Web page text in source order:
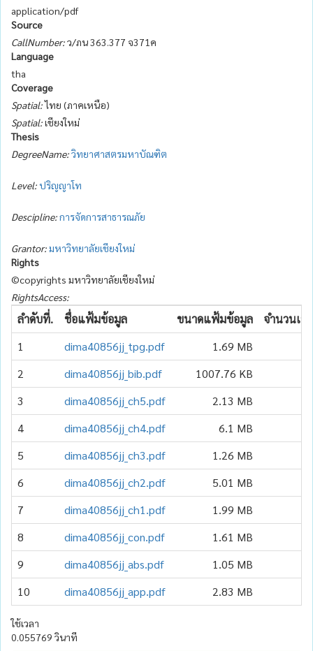
application/pdf
Source
CallNumber:ว/ภน 363.377 จ371ค
Language
tha
Coverage
Spatial:ไทย (ภาคเหนือ)
Spatial:เชียงใหม่
Thesis
DegreeName:วิทยาศาสตรมหาบัณฑิต
Level:ปริญญาโท
Descipline:การจัดการสาธารณภัย
Grantor:มหาวิทยาลัยเชียงใหม่
Rights
©copyrights มหาวิทยาลัยเชียงใหม่
RightsAccess:
ลำดับที่. ชื่อแฟ้มข้อมูล ขนาดแฟ้มข้อมูล
จำนวนเข้
1
dima40856jj_tpg.pdf 1.69 MB
2
dima40856jj_bib.pdf 1007.76 KB
3
dima40856jj_ch5.pdf 2.13 MB
4
dima40856jj_ch4.pdf 6.1 MB
5
dima40856jj_ch3.pdf 1.26 MB
6
dima40856jj_ch2.pdf 5.01 MB
7
dima40856jj_ch1.pdf 1.99 MB
8
dima40856jj_con.pdf 1.61 MB
9
dima40856jj_abs.pdf 1.05 MB
10
dima40856jj_app.pdf 2.83 MB
ใช้เวลา
0.055769 วินาที